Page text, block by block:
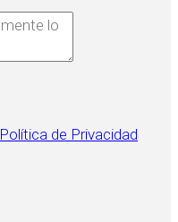
Política de Privacidad